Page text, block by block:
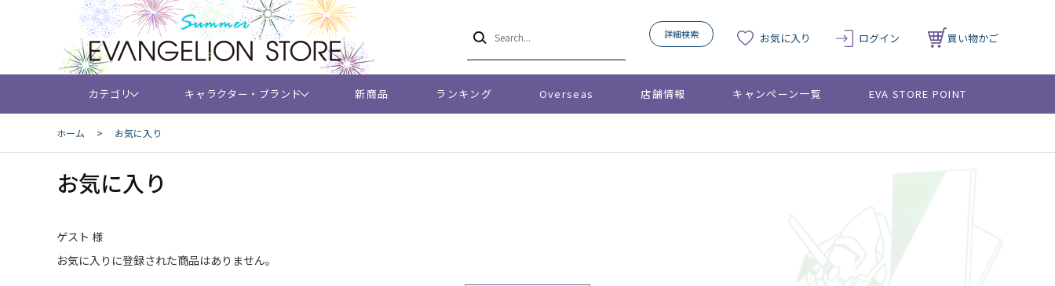
詳細検索 お気に入り ログイン 買い物かご
カテゴリ キャラクター・ブランド 新商品 ランキング Overseas 店舗情報 キャンペーン一覧 EVA STORE POINT
ホーム > お気に入り
お気に入り
ゲスト 様
お気に入りに登録された商品はありません。